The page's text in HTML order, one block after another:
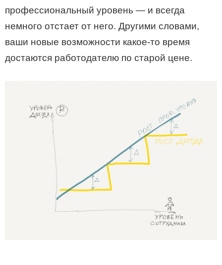
профессиональный уровень — и всегда
немного отстает от него. Другими словами,
ваши новые возможности какое-то время
достаются работодателю по старой цене.